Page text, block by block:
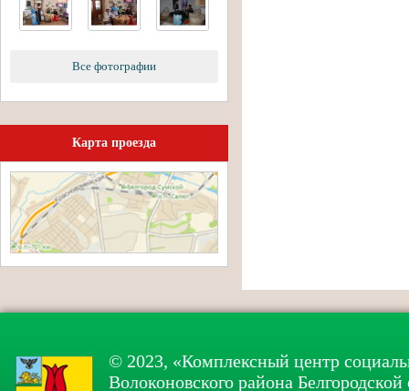
Все фотографии
Карта проезда
© 2023, «Комплексный центр
Волоконовского района Белгородской